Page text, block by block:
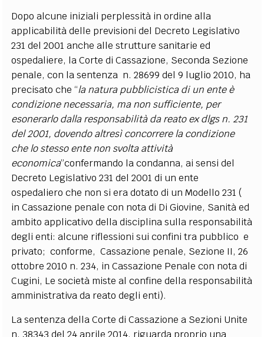
Dopo alcune iniziali perplessità in ordine alla
applicabilità delle previsioni del Decreto Legislativo
231 del 2001 anche alle strutture sanitarie ed
ospedaliere, la Corte di Cassazione, Seconda Sezione
penale, con la sentenza n. 28699 del 9 luglio 2010, ha
precisato che “la natura pubblicistica di un ente è
condizione necessaria, ma non sufficiente, per
esonerarlo dalla responsabilità da reato ex dlgs n. 231
del 2001, dovendo altresì concorrere la condizione
che lo stesso ente non svolta attività
economica”confermando la condanna, ai sensi del
Decreto Legislativo 231 del 2001 di un ente
ospedaliero che non si era dotato di un Modello 231 (
in Cassazione penale con nota di Di Giovine, Sanità ed
ambito applicativo della disciplina sulla responsabilità
degli enti: alcune riflessioni sui confini tra pubblico e
privato; conforme, Cassazione penale, Sezione II, 26
ottobre 2010 n. 234, in Cassazione Penale con nota di
Cugini, Le società miste al confine della responsabilità
amministrativa da reato degli enti).
La sentenza della Corte di Cassazione a Sezioni Unite
n. 38343 del 24 aprile 2014, riguarda proprio una